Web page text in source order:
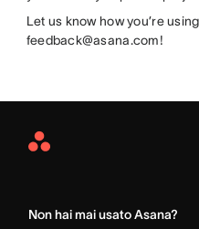
Let us know how you’re
feedback@asana.com!
Asana
Non hai mai usato Asana?